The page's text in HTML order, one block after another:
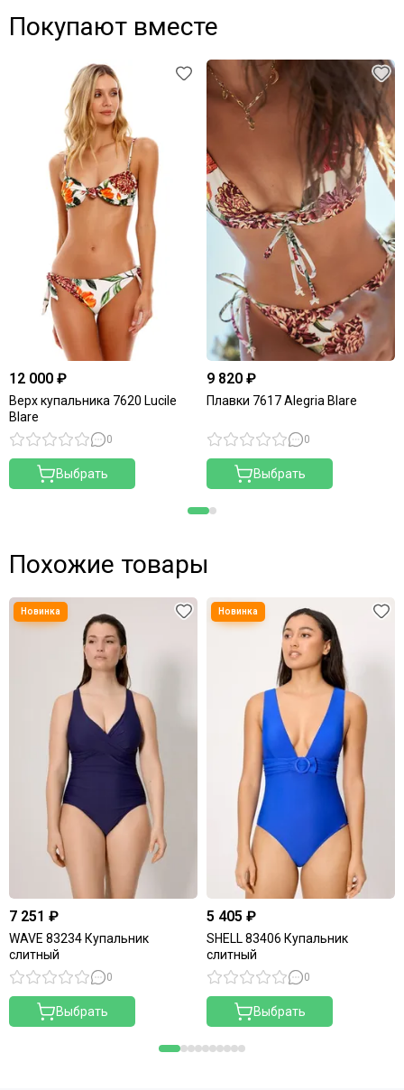
Покупают вместе
12 000 ₽
Верх купальника 7620 Lucile
Blare
0
Выбрать
9 820 ₽
Плавки 7617 Alegria Blare
0
Выбрать
Похожие товары
7 251 ₽
WAVE 83234 Купальник
слитный
0
Выбрать
5 405 ₽
SHELL 83406 Купальник
слитный
0
Выбрать